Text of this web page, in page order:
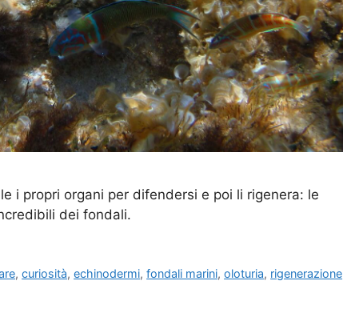
i propri organi per difendersi e poi li rigenera: le
dei fondali.
,curiosità,echinodermi,fondali marini,oloturia, rigenerazione